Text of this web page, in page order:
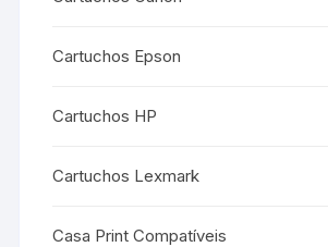
Cartuchos Epson
Cartuchos HP
Cartuchos Lexmark
Casa Print Compatíveis